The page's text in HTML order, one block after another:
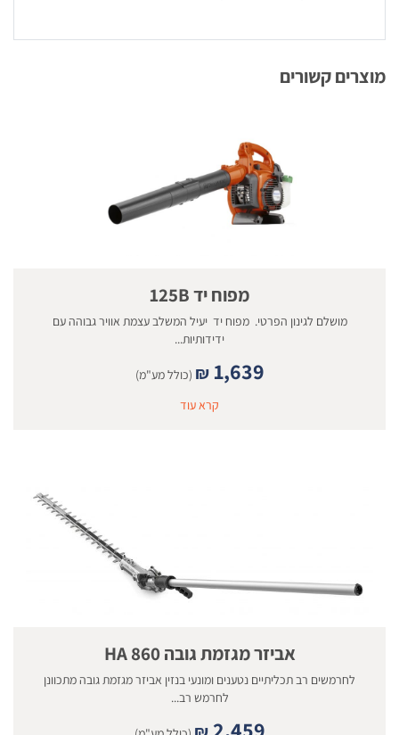
מוצרים קשורים
מפוח יד 125B
מושלם לגינון הפרטי. מפוח יד יעיל המשלב עצמת אוויר גבוהה עם
ידידותיות...
₪ 1,639
(כולל מע"מ)
קרא עוד
אביזר מגזמת גובה 860 HA
לחרמשים רב תכליתיים נטענים ומונעי בנזין אביזר מגזמת גובה מתכוונן
לחרמש רב...